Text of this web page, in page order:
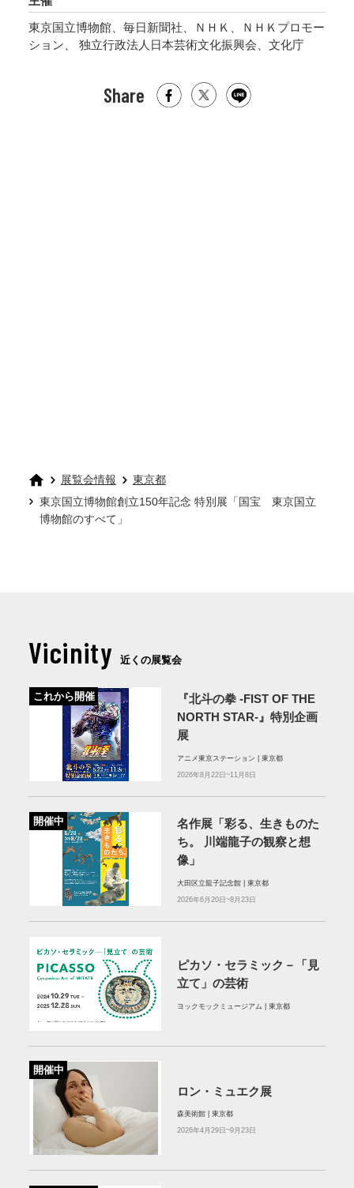
東京国立博物館、毎日新聞社、ＮＨＫ、ＮＨＫプロモー
ション、 独立行政法人日本芸術文化振興会、文化庁
Share
展覧会情報
東京都
東京国立博物館創立150年記念 特別展「国宝 東京国立
博物館のすべて」
Vicinity 近くの展覧会
これから開催
『北斗の拳 -FIST OF THE
NORTH STAR-』特別企画
展
アニメ東京ステーション | 東京都
2026年8月22日~11月8日
開催中
名作展「彩る、生きものた
ち。 川端龍子の観察と想
像」
大田区立龍子記念館 | 東京都
2026年6月20日~8月23日
ピカソ・セラミック－「見
立て」の芸術
ヨックモックミュージアム | 東京都
開催中
ロン・ミュエク展
森美術館 | 東京都
2026年4月29日~9月23日